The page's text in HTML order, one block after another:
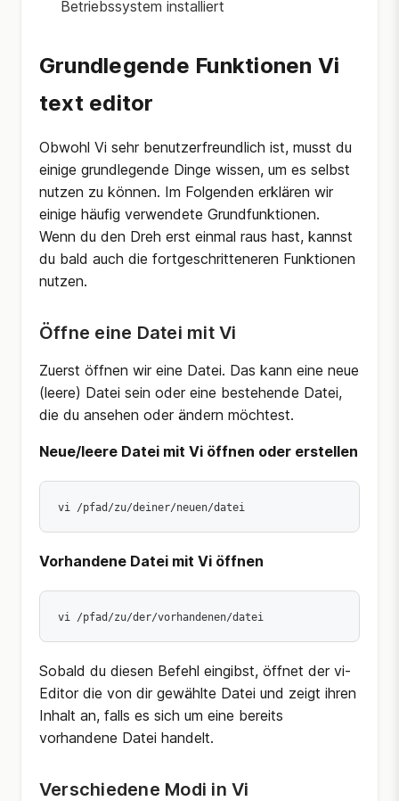
Betriebssystem installiert
Grundlegende Funktionen Vi
text editor
Obwohl Vi sehr benutzerfreundlich ist, musst du
einige grundlegende Dinge wissen, um es selbst
nutzen zu können. Im Folgenden erklären wir
einige häufig verwendete Grundfunktionen.
Wenn du den Dreh erst einmal raus hast, kannst
du bald auch die fortgeschritteneren Funktionen
nutzen.
Öffne eine Datei mit Vi
Zuerst öffnen wir eine Datei. Das kann eine neue
(leere) Datei sein oder eine bestehende Datei,
die du ansehen oder ändern möchtest.
Neue/leere Datei mit Vi öffnen oder erstellen
vi /pfad/zu/deiner/neuen/datei
Vorhandene Datei mit Vi öffnen
vi /pfad/zu/der/vorhandenen/datei
Sobald du diesen Befehl eingibst, öffnet der vi-
Editor die von dir gewählte Datei und zeigt ihren
Inhalt an, falls es sich um eine bereits
vorhandene Datei handelt.
Verschiedene Modi in Vi